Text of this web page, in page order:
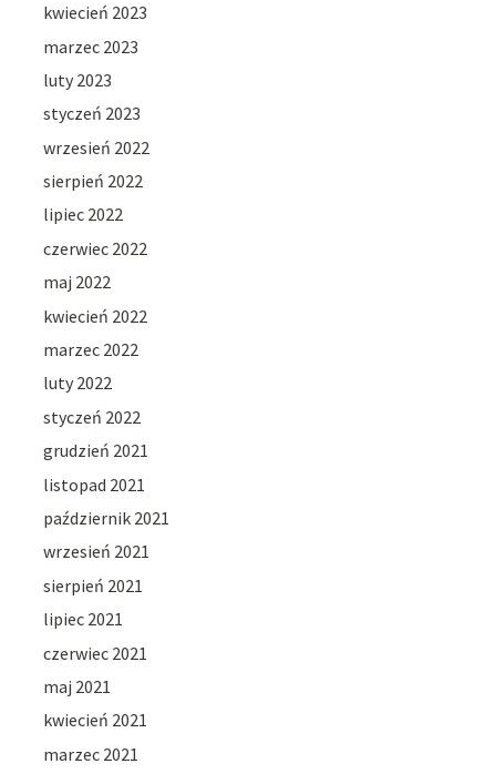
kwiecień 2023
marzec 2023
luty 2023
styczeń 2023
wrzesień 2022
sierpień 2022
lipiec 2022
czerwiec 2022
maj 2022
kwiecień 2022
marzec 2022
luty 2022
styczeń 2022
grudzień 2021
listopad 2021
październik 2021
wrzesień 2021
sierpień 2021
lipiec 2021
czerwiec 2021
maj 2021
kwiecień 2021
marzec 2021